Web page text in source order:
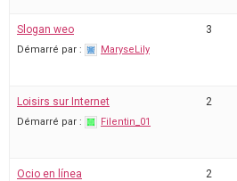
Slogan weo
Démarré par : MaryseLily
3
Loisirs sur Internet
Démarré par : Filentin_01
2
Ocio en línea 2